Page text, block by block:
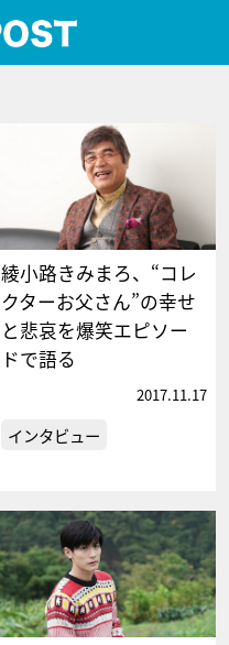
綾小路きみまろ、“コレ
クターお父さん”の幸せ
と悲哀を爆笑エピソー
ドで語る
2017.11.17
インタビュー